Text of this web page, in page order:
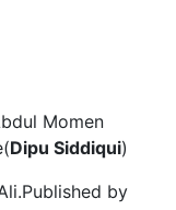
Momen
Dipu Siddiqui)
by